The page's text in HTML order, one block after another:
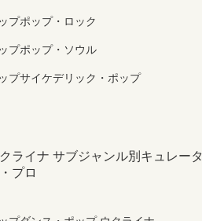
プポップ・ロック
プポップ・ソウル
プサイケデリック・ポップ
ライナ サブジャンル別キュレータ
プロ